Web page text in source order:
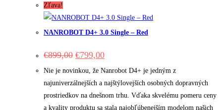
Zľava!
NANROBOT D4+ 3.0 Single – Red
€899,00 Original
was:
€899,00.
€799,00Current
is:
€799,00.
Nie je novinkou, že Nanrobot D4+ je jedným z
najuniverzálnejších a najštýlovejších osobných dopravných
prostriedkov na dnešnom trhu. Vďaka skvelému pomeru ceny
a kvality produktu sa stala najobľúbenejším modelom našich